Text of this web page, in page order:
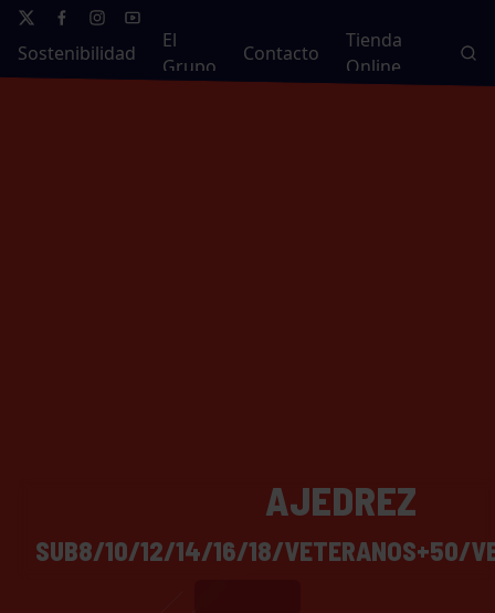
Sostenibilidad
El
Grupo
Contacto
Tienda
Online
AJEDREZ
SUB8/10/12/14/16/18/VETERANOS+50/